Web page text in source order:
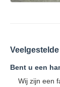
Bent u een
Wij zijn een